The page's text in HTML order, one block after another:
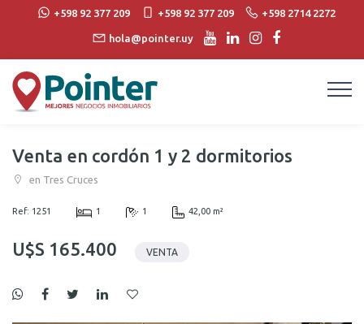
+598 92 377 209 +598 92 377 209 +598 2714 2272
hola@pointer.uy
Venta en cordón 1 y 2 dormitorios
en Tres Cruces
Ref: 1251 1 1 42,00 m²
U$S 165.400 VENTA